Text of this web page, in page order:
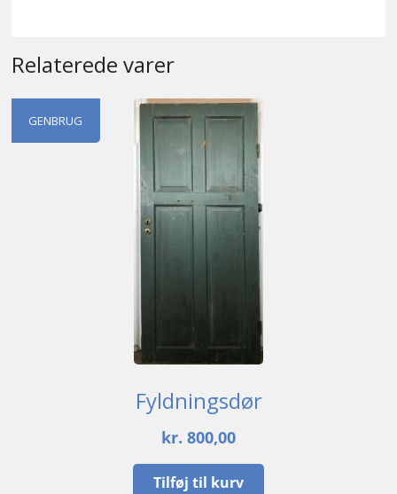
Relaterede varer
GENBRUG
Fyldningsdør
kr. 800,00
Tilføj til kurv